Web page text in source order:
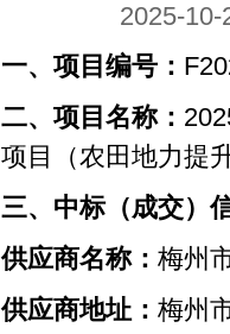
2025-
一、项目 编号：
二、项目 名称：
项目（农田地力提
三、 中标（成交）
供应商名称： 梅州
供应商地址 ： 梅州